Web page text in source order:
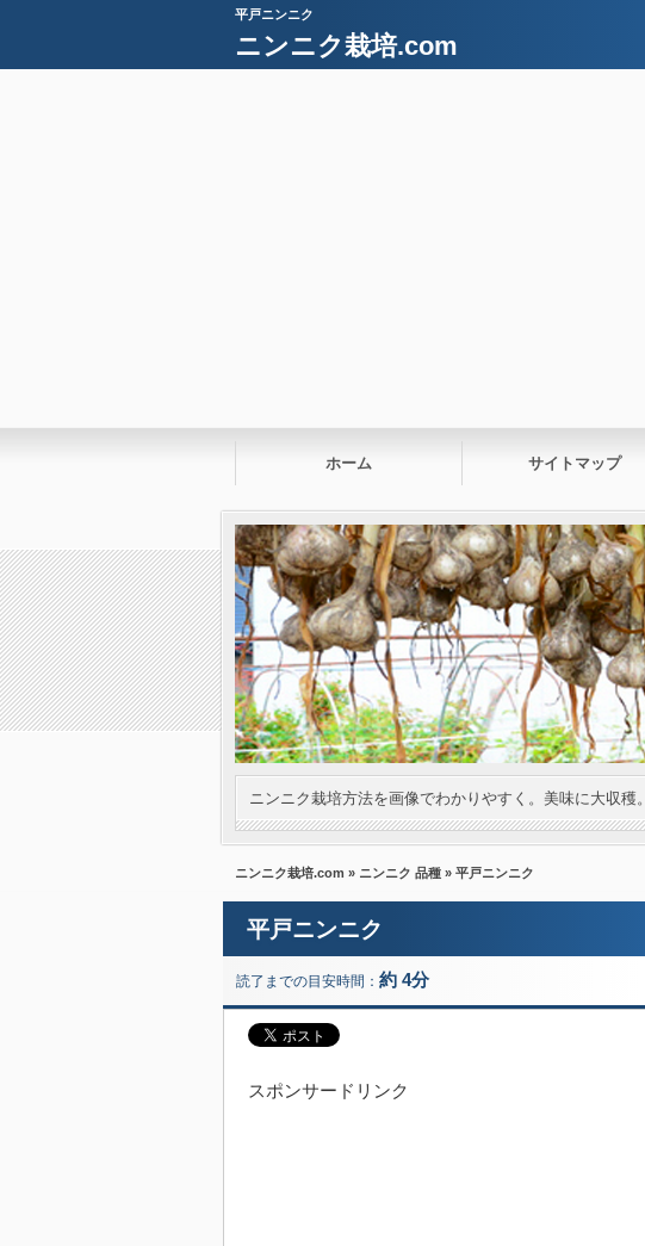
平戸ニンニク
ニンニク栽培.com
ホーム サイトマップ
ニンニク栽培方法を画像でわかりやすく。美味に大収穫。
ニンニク栽培.com » ニンニク 品種 » 平戸ニンニク
平戸ニンニク
読了までの目安時間： 約 4分
スポンサードリンク